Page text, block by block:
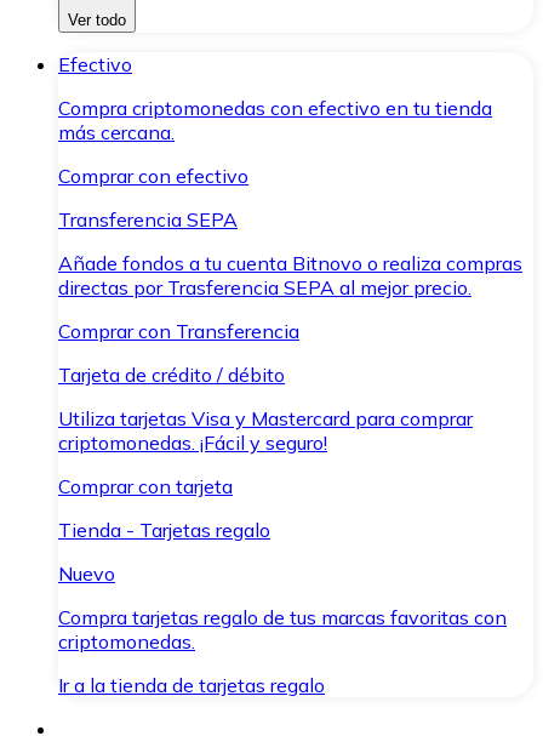
Ver todo
Efectivo
Compra criptomonedas con efectivo en tu tienda
más cercana.
Comprar con efectivo
Transferencia SEPA
Añade fondos a tu cuenta Bitnovo o realiza compras
directas por Trasferencia SEPA al mejor precio.
Comprar con Transferencia
Tarjeta de crédito / débito
Utiliza tarjetas Visa y Mastercard para comprar
criptomonedas. ¡Fácil y seguro!
Comprar con tarjeta
Tienda - Tarjetas regalo
Nuevo
Compra tarjetas regalo de tus marcas favoritas con
criptomonedas.
Ir a la tienda de tarjetas regalo